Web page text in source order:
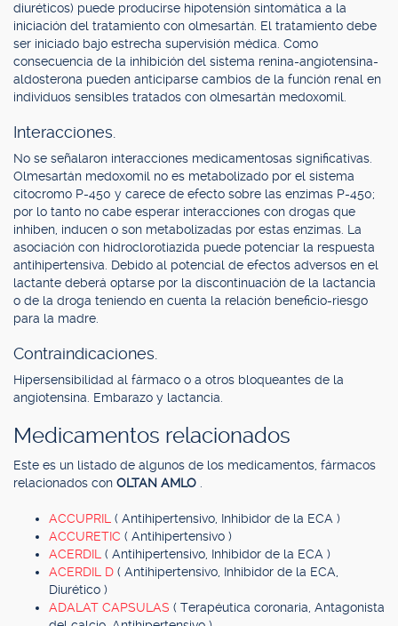
diuréticos) puede producirse hipotensión sintomática a la
iniciación del tratamiento con olmesartán. El tratamiento debe
ser iniciado bajo estrecha supervisión médica. Como
consecuencia de la inhibición del sistema renina-angiotensina-
aldosterona pueden anticiparse cambios de la función renal en
individuos sensibles tratados con olmesartán medoxomil.
Interacciones.
No se señalaron interacciones medicamentosas significativas.
Olmesartán medoxomil no es metabolizado por el sistema
citocromo P-450 y carece de efecto sobre las enzimas P-450;
por lo tanto no cabe esperar interacciones con drogas que
inhiben, inducen o son metabolizadas por estas enzimas. La
asociación con hidroclorotiazida puede potenciar la respuesta
antihipertensiva. Debido al potencial de efectos adversos en el
lactante deberá optarse por la discontinuación de la lactancia
o de la droga teniendo en cuenta la relación beneficio-riesgo
para la madre.
Contraindicaciones.
Hipersensibilidad al fármaco o a otros bloqueantes de la
angiotensina. Embarazo y lactancia.
Medicamentos relacionados
Este es un listado de algunos de los medicamentos, fármacos
relacionados con OLTAN AMLO
ACCUPRIL ( Antihipertensivo, Inhibidor de la ECA )
ACCURETIC ( Antihipertensivo )
ACERDIL ( Antihipertensivo, Inhibidor de la ECA )
ACERDIL D ( Antihipertensivo, Inhibidor de la ECA,
Diurético )
ADALAT CAPSULAS ( Terapéutica coronaria, Antagonista